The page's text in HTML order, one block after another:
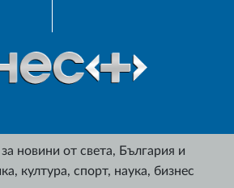
новини от света, България и
култура, спорт, наука, бизнес